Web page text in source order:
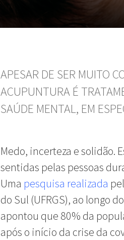
APESAR DE SER MUITO
ACUPUNTURA É
SAÚDE MENTAL, EM
Medo, incerteza e solidão.
sentidas pelas pessoas
Uma pesquisa realizada
do Sul (UFRGS), ao longo
apontou que 80% da
após o início da crise da